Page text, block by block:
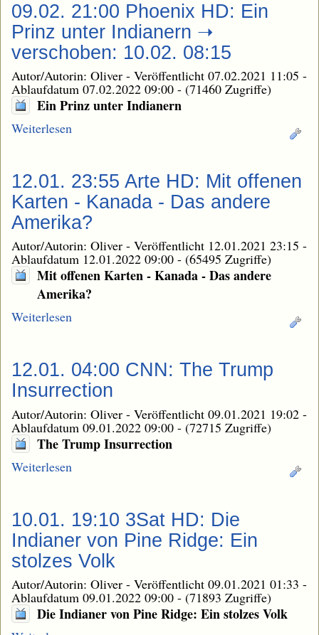
09.02. 21:00 Phoenix HD: Ein
Prinz unter Indianern ➝
verschoben: 10.02. 08:15
Autor/Autorin: Oliver - Veröffentlicht 07.02.2021 11:05 -
Ablaufdatum 07.02.2022 09:00 - (71460 Zugriffe)
Ein Prinz unter Indianern
Weiterlesen
12.01. 23:55 Arte HD: Mit offenen
Karten - Kanada - Das andere
Amerika?
Autor/Autorin: Oliver - Veröffentlicht 12.01.2021 23:15 -
Ablaufdatum 12.01.2022 09:00 - (65495 Zugriffe)
Mit offenen Karten - Kanada - Das andere
Amerika?
Weiterlesen
12.01. 04:00 CNN: The Trump
Insurrection
Autor/Autorin: Oliver - Veröffentlicht 09.01.2021 19:02 -
Ablaufdatum 09.01.2022 09:00 - (72715 Zugriffe)
The Trump Insurrection
Weiterlesen
10.01. 19:10 3Sat HD: Die
Indianer von Pine Ridge: Ein
stolzes Volk
Autor/Autorin: Oliver - Veröffentlicht 09.01.2021 01:33 -
Ablaufdatum 09.01.2022 09:00 - (71893 Zugriffe)
Die Indianer von Pine Ridge: Ein stolzes Volk